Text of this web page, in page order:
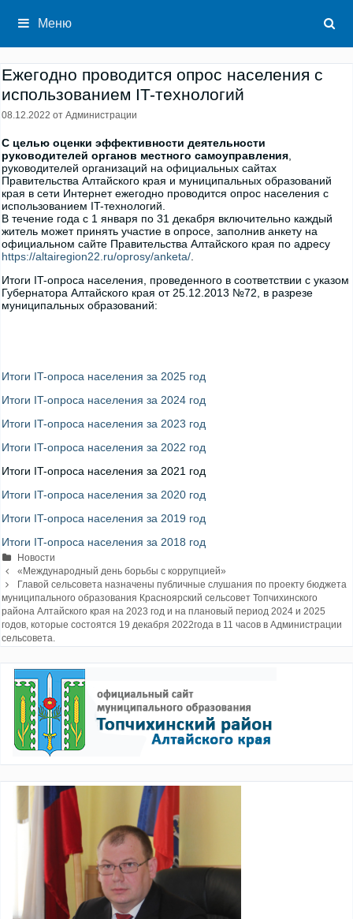
содержимому
Меню
Ежегодно проводится опрос населения с
использованием IT-технологий
08.12.2022 от Администрации
С целью оценки эффективности деятельности
руководителей органов местного самоуправления
руководителей организаций на официальных сайтах
Правительства Алтайского края и муниципальных образований
края в сети Интернет ежегодно проводится опрос населения с
использованием IT-технологий.
В течение года с 1 января по 31 декабря включительно каждый
житель может принять участие в опросе, заполнив анкету на
официальном сайте Правительства Алтайского края по адресу
https://altairegion22.ru/oprosy/anketa/
Итоги IT-опроса населения, проведенного в соответствии с указом
Губернатора Алтайского края от 25.12.2013 №72, в разрезе
муниципальных образований:
Итоги IT-опроса населения за 2025 год
Итоги IT-опроса населения за 2024 год
Итоги IT-опроса населения за 2023 год
Итоги IT-опроса населения за 2022 год
Итоги IT-опроса населения за 2021 год
Итоги IT-опроса населения за 2020 год
Итоги IT-опроса населения за 2019 год
Итоги IT-опроса населения за 2018 год
Рубрики
Новости
Навигация
записи
«Международный день борьбы с коррупцией»
Главой сельсовета назначены публичные слушания по проекту бюджета
муниципального образования Красноярский сельсовет Топчихинского
района Алтайского края на 2023 год и на плановый период 2024 и 2025
годов, которые состоятся 19 декабря 2022года в 11 часов в Администрации
сельсовета.